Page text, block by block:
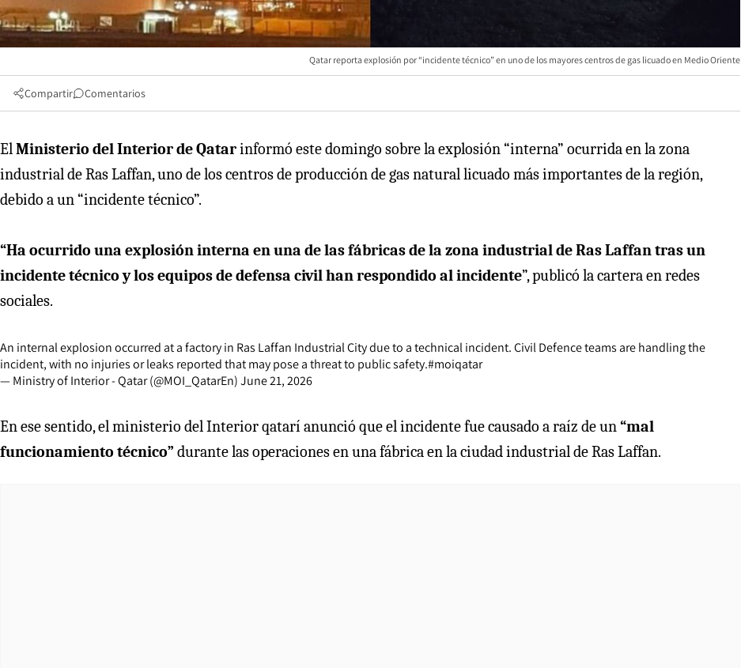
Qatar reporta explosión por “incidente técnico” en uno de los mayores centros de gas licuado en Medio Oriente
Compartir Comentarios
ElMinisterio del Interior de Qatarinformó este domingo sobre la explosión “interna” ocurrida en la zona
industrial de Ras Laffan, uno de los centros de producción de gas natural licuado más importantes de la región,
debido a un “incidente técnico”.
“Ha ocurrido una explosión interna en una de las fábricas de la zona industrial de Ras Laffan tras un
incidente técnico y los equipos de defensa civil han respondido al incidente”, publicó la cartera en redes
sociales.
An internal explosion occurred at a factory in Ras Laffan Industrial City due to a technical incident. Civil Defence teams are handling the
incident, with no injuries or leaks reported that may pose a threat to public safety.#moiqatar
— Ministry of Interior - Qatar (@MOI_QatarEn)June 21, 2026
En ese sentido, el ministerio del Interior qatarí anunció que el incidente fue causado a raíz de un“mal
funcionamiento técnico” durante las operaciones en una fábrica en la ciudad industrial de Ras Laffan.